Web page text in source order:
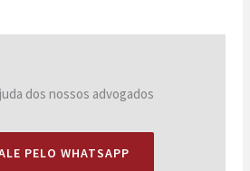
dos nossos advogados
PELO WHATSAPP